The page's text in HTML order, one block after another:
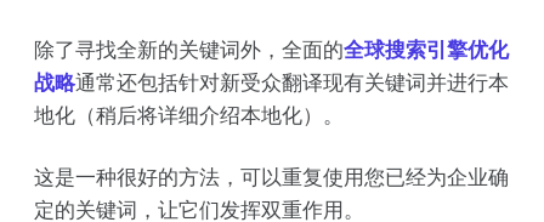
除了寻找全新的关键词外，全面的全球搜索引擎优化
战略通常还包括针对新受众翻译现有关键词并进行本
地化（稍后将详细介绍本地化）。
这是一种很好的方法，可以重复使用您已经为企业确
定的关键词，让它们发挥双重作用。